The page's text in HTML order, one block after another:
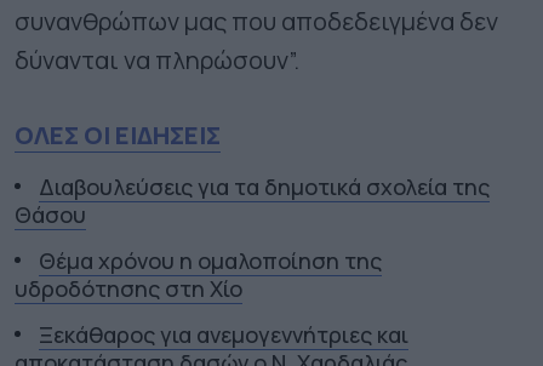
συνανθρώπων μας που αποδεδειγμένα δεν
δύνανται να πληρώσουν”.
ΟΛΕΣ ΟΙ ΕΙΔΗΣΕΙΣ
Διαβουλεύσεις για τα δημοτικά σχολεία της
Θάσου
Θέμα χρόνου η ομαλοποίηση της
υδροδότησης στη Χίο
Ξεκάθαρος για ανεμογεννήτριες και